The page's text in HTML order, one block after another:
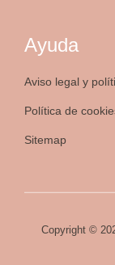
Ayuda
Aviso legal y
Política de
Sitemap
Copyright ©